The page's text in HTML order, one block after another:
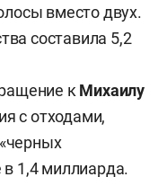
вместо двух.
составила 5,2
к Михаилу
с отходами,
в 1,4 миллиарда.